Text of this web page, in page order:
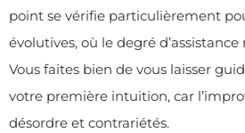
point se vérifie particulièrement
évolutives, où le degré
Vous faites bien de vous laisser
votre première intuition, car
désordre et contrariétés.